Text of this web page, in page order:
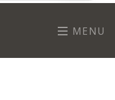
MENU